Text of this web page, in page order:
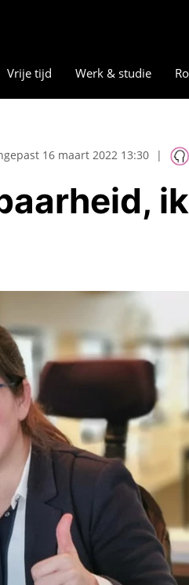
Vrije tijd Werk & studie
16 maart 2022 13:30 |